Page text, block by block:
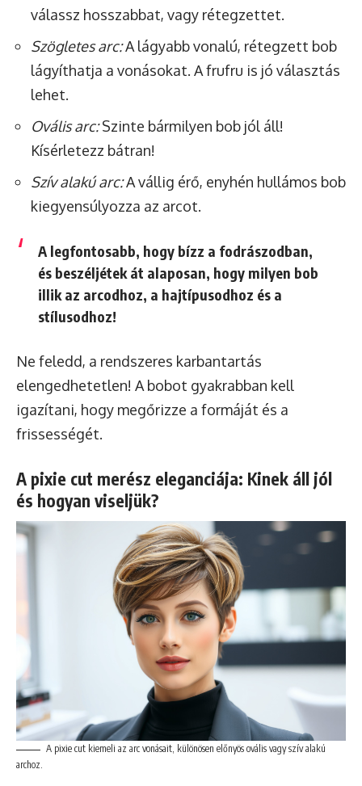
válassz hosszabbat, vagy rétegzettet.
Szögletes arc:A lágyabb vonalú, rétegzett bob
lágyíthatja a vonásokat. A frufru is jó választás
lehet.
Ovális arc:Szinte bármilyen bob jól áll!
Kísérletezz bátran!
Szív alakú arc:A vállig érő, enyhén hullámos bob
kiegyensúlyozza az arcot.
A legfontosabb, hogy bízz a fodrászodban,
és beszéljétek át alaposan, hogy milyen bob
illik az arcodhoz, a hajtípusodhoz és a
stílusodhoz!
Ne feledd, a rendszeres karbantartás
elengedhetetlen! A bobot gyakrabban kell
igazítani, hogy megőrizze a formáját és a
frissességét.
A pixie cut merész eleganciája: Kinek áll jól
és hogyan viseljük?
A pixie cut kiemeli az arc vonásait, különösen előnyös ovális vagy szív alakú
archoz.